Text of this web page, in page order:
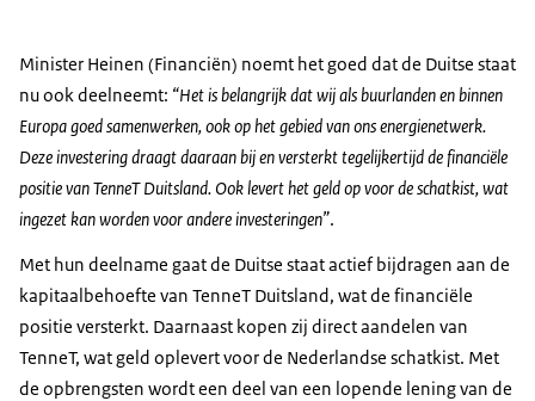
Minister Heinen (Financiën) noemt het goed dat de Duitse staat
nu ook deelneemt: “Het is belangrijk dat wij als buurlanden en binnen
Europa goed samenwerken, ook op het gebied van ons energienetwerk.
Deze investering draagt daaraan bij en versterkt tegelijkertijd de financiële
positie van TenneT Duitsland. Ook levert het geld op voor de schatkist, wat
ingezet kan worden voor andere investeringen”.
Met hun deelname gaat de Duitse staat actief bijdragen aan de
kapitaalbehoefte van TenneT Duitsland, wat de financiële
positie versterkt. Daarnaast kopen zij direct aandelen van
TenneT, wat geld oplevert voor de Nederlandse schatkist. Met
de opbrengsten wordt een deel van een lopende lening van de